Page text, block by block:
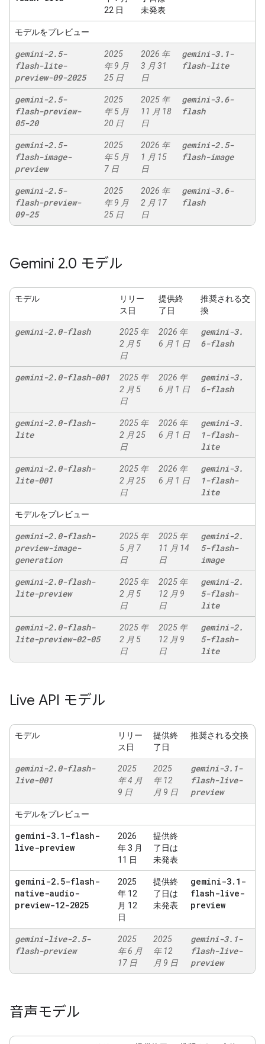
22 日
未発表
モデルをプレビュー
gemini-2.5-
flash-lite-
preview-09-2025
2025
年 9 月
25 日
2026 年
3 月 31
日
gemini-3. 1-
flash-lite
gemini-2.5-
flash-preview-
05-20
2025
年 5 月
20 日
2025 年
11 月 18
日
gemini-3.6-
flash
gemini-2.5-
flash-image-
preview
2025
年 5 月
7 日
2026 年
1 月 15
日
gemini-2.5-
flash-image
gemini-2.5-
flash-preview-
09-25
2025
年 9 月
25 日
2026 年
2 月 17
日
gemini-3.6-
flash
Gemini 2.0 モデル
モデル
リリー
ス日
提供終
了日
推奨される交
換
gemini-2.0-flash
2025 年
2 月 5
日
2026 年
6 月 1 日
gemini-3.
6-flash
gemini-2.0-flash-001
2025 年
2 月 5
日
2026 年
6 月 1 日
gemini-3.
6-flash
gemini-2.0-flash-
lite
2025 年
2 月 25
日
2026 年
6 月 1 日
gemini-3.
1-flash-
lite
gemini-2.0-flash-
lite-001
2025 年
2 月 25
日
2026 年
6 月 1 日
gemini-3.
1-flash-
lite
モデルをプレビュー
gemini-2.0-flash-
preview-image-
generation
2025 年
5 月 7
日
2025 年
11 月 14
日
gemini-2.
5-flash-
image
gemini-2.0-flash-
lite-preview
2025 年
2 月 5
日
2025 年
12 月 9
日
gemini-2.
5-flash-
lite
gemini-2.0-flash-
lite-preview-02-05
2025 年
2 月 5
日
2025 年
12 月 9
日
gemini-2.
5-flash-
lite
Live API モデル
モデル
リリー
ス日
提供終
了日
推奨される交換
gemini-2.0-flash-
live-001
2025
年 4 月
9 日
2025
年 12
月 9 日
gemini-3. 1-
flash-live-
preview
モデルをプレビュー
gemini-3. 1-flash-
live-preview
2026
年 3 月
11 日
提供終
了日は
未発表
gemini-2. 5-flash-
native-audio-
preview-12-2025
2025
年 12
月 12
日
提供終
了日は
未発表
gemini-3. 1-
flash-live-
preview
gemini-live-2.5-
flash-preview
2025
年 6 月
17 日
2025
年 12
月 9 日
gemini-3. 1-
flash-live-
preview
音声モデル